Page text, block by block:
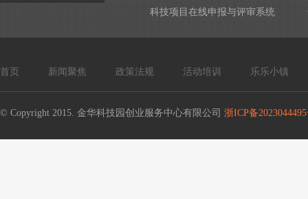
科技项目在线申报与评审系统
首页 新闻聚焦 政策法规 活动培训 乐乐小镇
© Copyright 2015. 金华科技园创业服务中心有限公司 浙ICP备